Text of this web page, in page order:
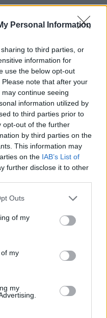
Personal Information
to third parties, or
information for
use the below opt-out
note that after your
continue seeing
information utilized by
to third parties prior to
opt-out of the further
by third parties on the
This information may
on the IAB’s List of
further disclose it to other
Outs
of my
my
my
kolor w tytule